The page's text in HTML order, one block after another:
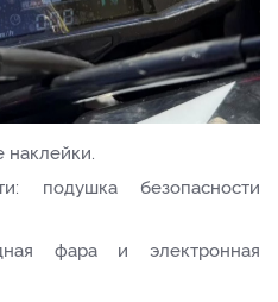
наклейки.
подушка безопасности
фара и электронная